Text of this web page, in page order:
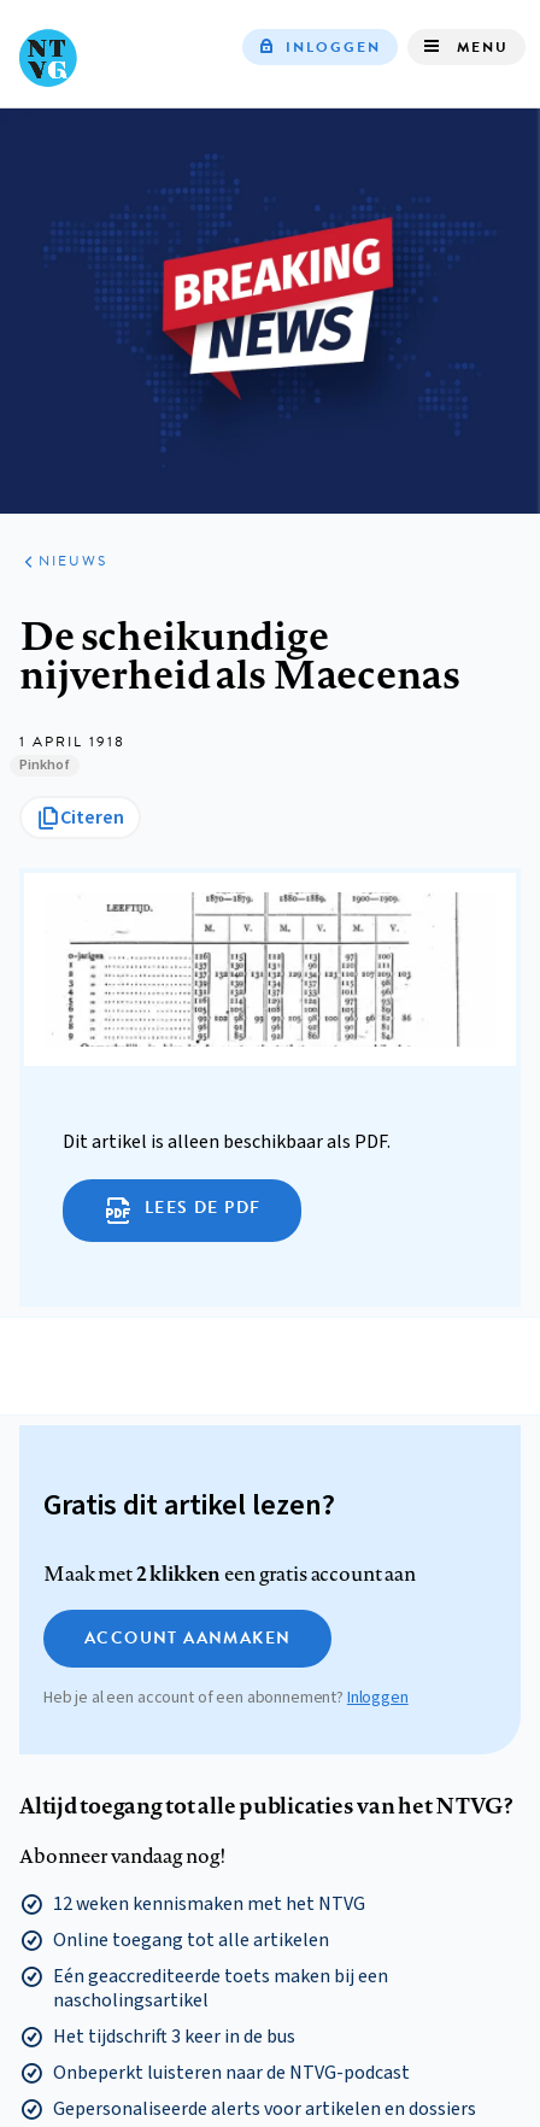
INLOGGEN MENU
ARTIKELEN
HET
KORT
NIEUWS
De scheikundige
nijverheid als Maecenas
1 APRIL 1918
Pinkhof
Citeren
Dit artikel is alleen beschikbaar als PDF.
LEES DE PDF
Gratis dit artikel lezen?
Maak met2 klikkeneen gratis account aan
ACCOUNT AANMAKEN
Heb je al een account of een abonnement? Inloggen
Altijd toegang tot alle publicaties van het NTVG?
Abonneer vandaag nog!
12 weken kennismaken met het NTVG
Online toegang tot alle artikelen
Eén geaccrediteerde toets maken bij een
nascholingsartikel
Het tijdschrift 3 keer in de bus
Onbeperkt luisteren naar de NTVG-podcast
Gepersonaliseerde alerts voor artikelen en dossiers